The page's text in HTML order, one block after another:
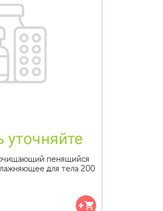
уточняйте
пенящийся
для тела 200